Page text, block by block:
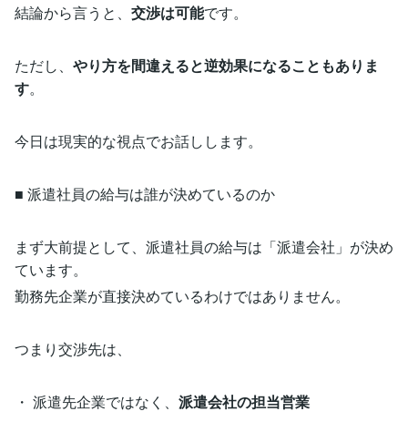
結論から言うと、 交渉は可能です。
ただし、 やり方を間違えると逆効果になることもありま
す。
今日は現実的な視点でお話しします。
■ 派遣社員の給与は誰が決めているのか
まず大前提として、派遣社員の給与は「派遣会社」が決め
ています。
勤務先企業が直接決めているわけではありません。
つまり交渉先は、
・ 派遣先企業ではなく、 派遣会社の担当営業